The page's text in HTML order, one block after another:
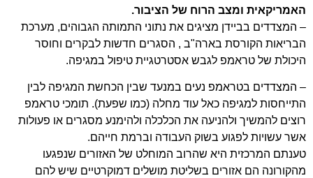
האמריקאית ומצב הרוח של הציבור.
– המצדדים בביידן מציגים את נתוני התמותה הגבוהים, מערכת
הבריאות הקורסת בארה"ב , הסגרים חדשות לבקרים וחוסר
היכולת של טראמפ לגבש אסטרטגיית טיפול במגיפה.
– המצדדים בטראמפ נעים במנעד שבין הכחשת המגיפה לבין
התייחסות למגיפה כאל עוד מחלה (כמו שפעת). תומכי טראמפ
רוצים להמשיך ולהניעה את הכלכלה ולהימנע מסגרים או פעולות
אשר עשויות לפגוע בשוק העבודה וברמת חייהם.
טענתם המרכזית היא שהרוב המוחלט של האזורים שנפגעו
מהקורונה הם אזורים בשליטת מושלים דמוקרטיים שיש להם